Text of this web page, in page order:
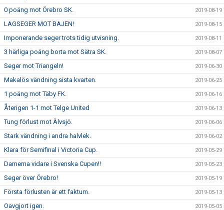
0 poäng mot Örebro SK. 2019-08-19
LAGSEGER MOT BAJEN! 2019-08-15
Imponerande seger trots tidig utvisning. 2019-08-11
3 härliga poäng borta mot Sätra SK. 2019-08-07
Seger mot Triangeln! 2019-06-30
Makalös vändning sista kvarten. 2019-06-25
1 poäng mot Täby FK. 2019-06-16
Återigen 1-1 mot Telge United 2019-06-13
Tung förlust mot Älvsjö. 2019-06-06
Stark vändning i andra halvlek. 2019-06-02
Klara för Semifinal i Victoria Cup. 2019-05-29
Damerna vidare i Svenska Cupen!! 2019-05-23
Seger över Örebro! 2019-05-19
Första förlusten är ett faktum. 2019-05-13
Oavgjort igen. 2019-05-05